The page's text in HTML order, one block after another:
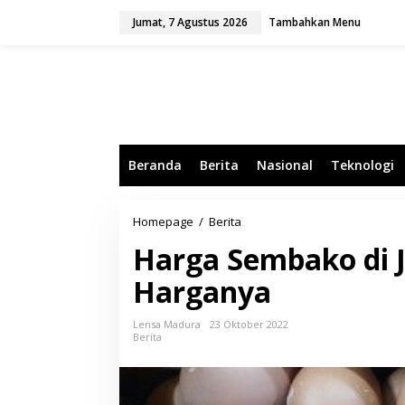
Jumat, 7 Agustus 2026 Tambahkan Menu
Beranda Berita Nasional Teknologi
Homepage / Berita
r
g
a
S
e
a
o
Harga Sembako
Harganya
Lensa Madura
23 Oktober 2022
Berita